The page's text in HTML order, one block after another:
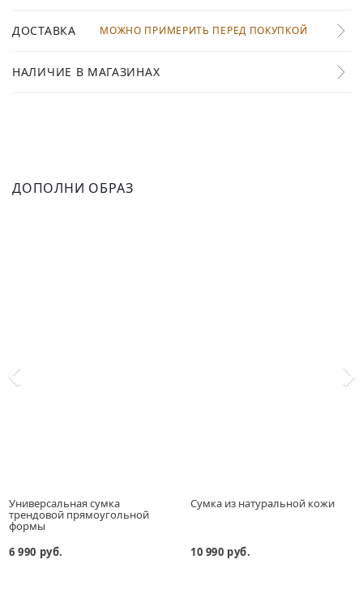
ДОСТАВКА МОЖНО ПРИМЕРИТЬ ПЕРЕД ПОКУПКОЙ
НАЛИЧИЕ В МАГАЗИНАХ
ДОПОЛНИ ОБРАЗ
Универсальная сумка
трендовой прямоугольной
формы
6 990 руб.
Сумка из натуральной кожи
10 990 руб.